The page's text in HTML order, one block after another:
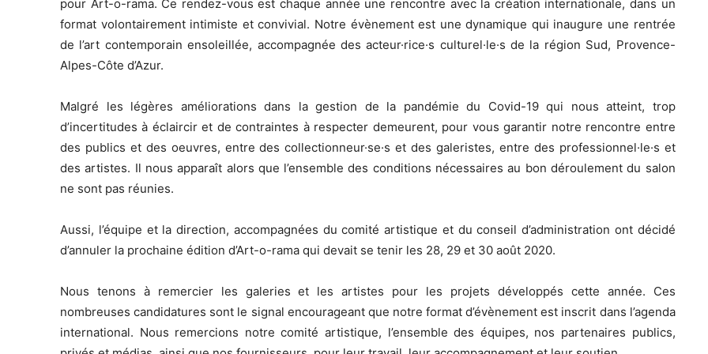
pour Art-o-rama. Ce rendez-vous est chaque année une rencontre avec la création internationale, dans un
format volontairement intimiste et convivial. Notre évènement est une dynamique qui inaugure une rentrée
de l’art contemporain ensoleillée, accompagnée des acteur·rice·s culturel·le·s de la région Sud, Provence-
Alpes-Côte d’Azur.
Malgré les légères améliorations dans la gestion de la pandémie du Covid-19 qui nous atteint, trop
d’incertitudes à éclaircir et de contraintes à respecter demeurent, pour vous garantir notre rencontre entre
des publics et des oeuvres, entre des collectionneur·se·s et des galeristes, entre des professionnel·le·s et
des artistes. Il nous apparaît alors que l’ensemble des conditions nécessaires au bon déroulement du salon
ne sont pas réunies.
Aussi, l’équipe et la direction, accompagnées du comité artistique et du conseil d’administration ont décidé
d’annuler la prochaine édition d’Art-o-rama qui devait se tenir les 28, 29 et 30 août 2020.
Nous tenons à remercier les galeries et les artistes pour les projets développés cette année. Ces
nombreuses candidatures sont le signal encourageant que notre format d’évènement est inscrit dans l’agenda
international. Nous remercions notre comité artistique, l’ensemble des équipes, nos partenaires publics,